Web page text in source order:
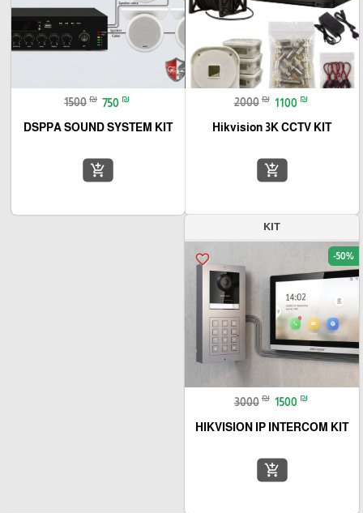
2000 ₪ 1100 ₪
Hikvision 3K CCTV KIT
add_shopping_cart
1500 ₪ 750 ₪
DSPPA SOUND SYSTEM KIT
add_shopping_cart
KIT
favorite_border -50%
3000 ₪ 1500 ₪
HIKVISION IP INTERCOM KIT
add_shopping_cart